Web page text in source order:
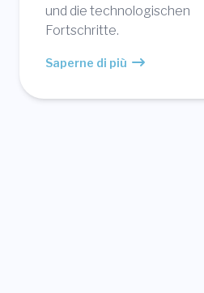
und die technologischen
Fortschritte.
Saperne di più